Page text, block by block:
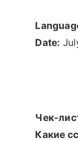
Date:
Чек-
Какие